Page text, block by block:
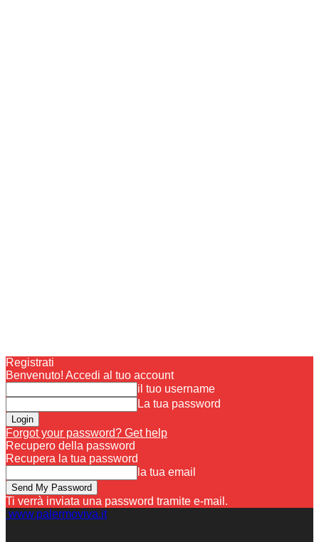
Registrati
Benvenuto! Accedi al tuo account
il tuo username
La tua password
Forgot your password? Get help
Recupero della password
Recupera la tua password
la tua email
Ti verrà inviata una password tramite e-mail.
www.palermoviva.it